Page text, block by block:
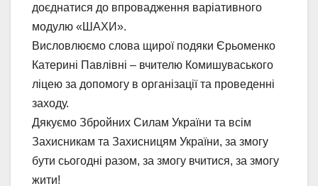
доєднатися до впровадження варіативного
модулю «ШАХИ».
Висловлюємо слова щирої подяки Єрьоменко
Катерині Павлівні – вчителю Комишуваського
ліцею за допомогу в організації та проведенні
заходу.
Дякуємо Збройних Силам України та всім
Захисникам та Захисницям України, за змогу
бути сьогодні разом, за змогу вчитися, за змогу
жити!